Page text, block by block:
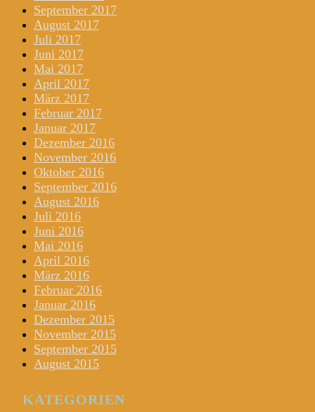
September 2017
August 2017
Juli 2017
Juni 2017
Mai 2017
April 2017
März 2017
Februar 2017
Januar 2017
Dezember 2016
November 2016
Oktober 2016
September 2016
August 2016
Juli 2016
Juni 2016
Mai 2016
April 2016
März 2016
Februar 2016
Januar 2016
Dezember 2015
November 2015
September 2015
August 2015
KATEGORIEN